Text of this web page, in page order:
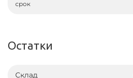
срок
Остатки
Склад